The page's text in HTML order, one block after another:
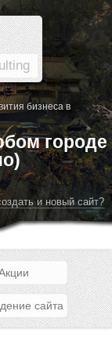
бизнеса в
городе
и новый сайт?
сайта